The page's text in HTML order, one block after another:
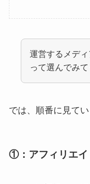
運営するメデ
って選んでみて
では、順番に見てい
①：アフィリエイ